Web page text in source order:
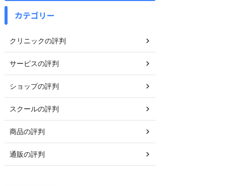
カテゴリー
クリニックの評判
サービスの評判
ショップの評判
スクールの評判
商品の評判
通販の評判